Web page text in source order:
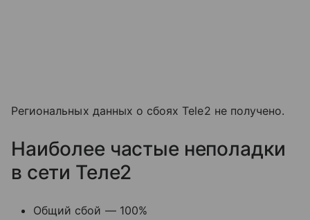
Региональных данных о сбоях Tele2 не получено.
Наиболее частые неполадки
в сети Теле2
Общий сбой — 100%